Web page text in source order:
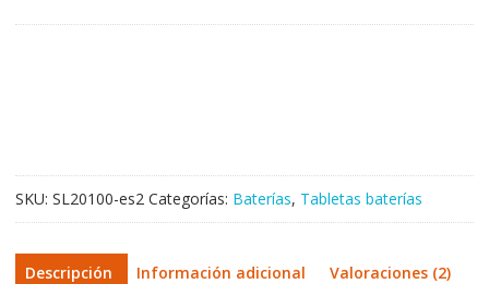
GT-
P5210,GT-
P5220
cantidad
SKU: SL20100-es2 Categorías: Baterías, Tabletas baterías
Descripción Información adicional Valoraciones (2)